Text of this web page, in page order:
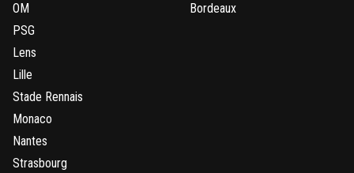
OM
PSG
Lens
Lille
Stade Rennais
Monaco
Nantes
Strasbourg
Bordeaux